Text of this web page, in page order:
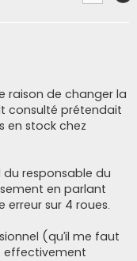
raison de changer la
consulté prétendait
en stock chez
responsable du
en parlant
erreur sur 4 roues.
(qu’il me faut
effectivement